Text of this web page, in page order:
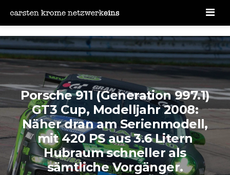
Porsche 911 (Generation 997.1)
GT3 Cup, Modelljahr 2008:
Näher dran am Serienmodell,
mit 420 PS aus 3.6 Litern
Hubraum schneller als
sämtliche Vorgänger.